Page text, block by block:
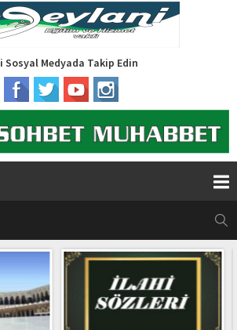
Sosyal Medyada Takip Edin